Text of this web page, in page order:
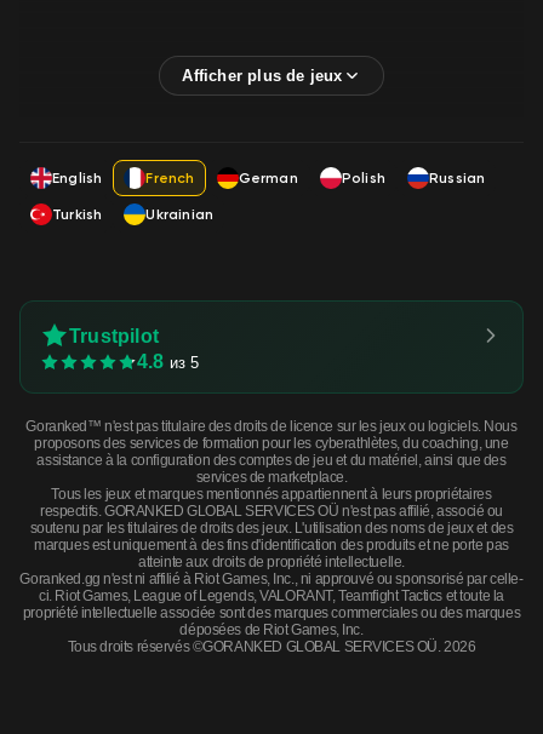
English French German Polish
Russian
Turkish
Ukrainian
Trustpilot
4.8 из 5
Goranked™ n'est pas titulaire des droits de licence sur les jeux ou logiciels. Nous
proposons des services de formation pour les cyberathlètes, du coaching, une
assistance à la configuration des comptes de jeu et du matériel, ainsi que des
services de marketplace.
Tous les jeux et marques mentionnés appartiennent à leurs propriétaires
respectifs. GORANKED GLOBAL SERVICES OÜ n'est pas affilié, associé ou
soutenu par les titulaires de droits des jeux. L'utilisation des noms de jeux et des
marques est uniquement à des fins d'identification des produits et ne porte pas
atteinte aux droits de propriété intellectuelle.
Goranked.gg n'est ni affilié à Riot Games, Inc., ni approuvé ou sponsorisé par celle-
ci. Riot Games, League of Legends, VALORANT, Teamfight Tactics et toute la
propriété intellectuelle associée sont des marques commerciales ou des marques
déposées de Riot Games, Inc.
Tous droits réservés ©GORANKED GLOBAL SERVICES OÜ. 2026